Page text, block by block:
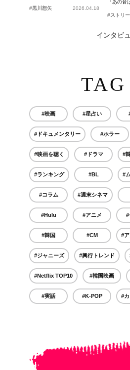
#黒川想矢 2026.04.18
ー
「あの音
#ストリ
インタビ
TAG
#映画 #星占い
#ドキュメンタリー #ホラー
#映画を聴く #ドラマ #
#ランキング #BL #
#コラム #週末シネマ
#Hulu #アニメ #
#韓国 #CM #
#ジャニーズ #興行トレンド
#Netflix TOP10 #韓国映画
#実話 #K-POP #